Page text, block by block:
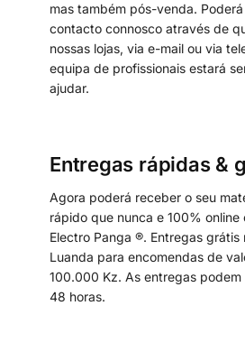
mas também pós-venda.
contacto connosco através de
nossas lojas, via e-mail ou via
equipa de profissionais estará
ajudar.
Entregas rápidas &
Agora poderá receber o seu
rápido que nunca e 100% online
Electro Panga ®. Entregas grátis
Luanda para encomendas de
100.000 Kz. As entregas
48 horas.